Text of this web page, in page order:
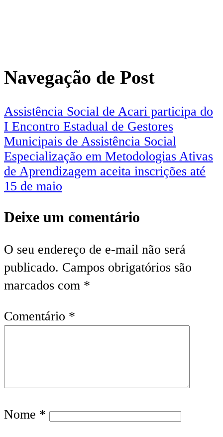
Navegação de Post
Assistência Social de Acari participa do
I Encontro Estadual de Gestores
Municipais de Assistência Social
Especialização em Metodologias Ativas
de Aprendizagem aceita inscrições até
15 de maio
Deixe um comentário
O seu endereço de e-mail não será
publicado. Campos obrigatórios são
marcados com *
Comentário *
Nome *